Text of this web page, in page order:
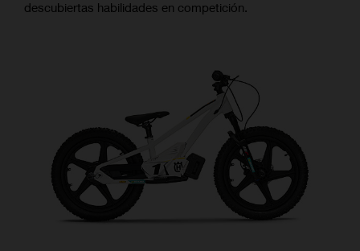
descubiertas habilidades en competición.